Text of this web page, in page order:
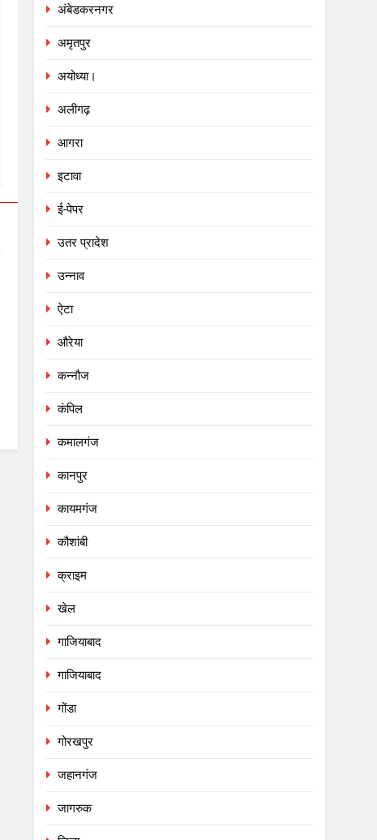
अंबेडकरनगर
अमृतपुर
अयोध्या।
अलीगढ़
आगरा
इटावा
ई-पेपर
उतर प्रादेश
उन्नाव
ऐटा
औरेया
कन्नौज
कंपिल
कमालगंज
कानपुर
कायमगंज
कौशांबी
क्राइम
खेल
गाजियाबाद
गाजियाबाद
गोंडा
गोरखपुर
जहानगंज
जागरुक